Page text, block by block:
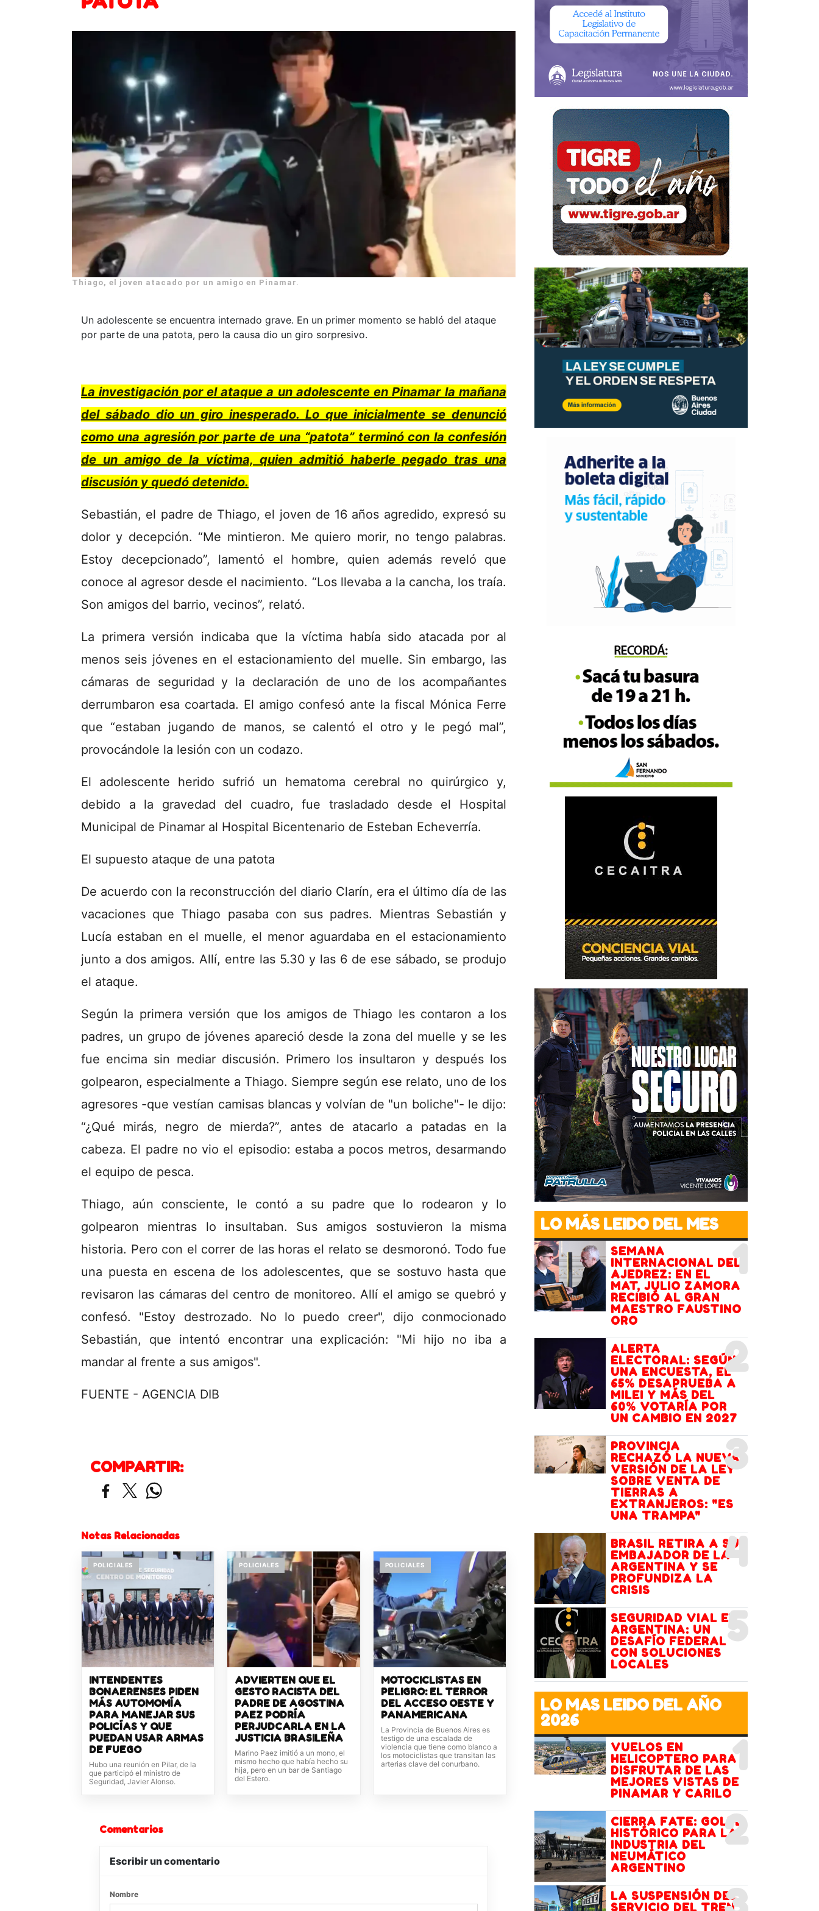
Thiago, el joven atacado por un amigo en Pinamar.
Un adolescente se encuentra internado grave. En un primer momento se habló del ataque
por parte de una patota, pero la causa dio un giro sorpresivo.
La investigación por el ataque a un adolescente en Pinamar la mañana
del sábado dio un giro inesperado. Lo que inicialmente se denunció
como una agresión por parte de una “patota” terminó con la confesión
de un amigo de la víctima, quien admitió haberle pegado tras una
discusión y quedó detenido.
Sebastián, el padre de Thiago, el joven de 16 años agredido, expresó su
dolor y decepción. “Me mintieron. Me quiero morir, no tengo palabras.
Estoy decepcionado”, lamentó el hombre, quien además reveló que
conoce al agresor desde el nacimiento. “Los llevaba a la cancha, los traía.
Son amigos del barrio, vecinos”, relató.
La primera versión indicaba que la víctima había sido atacada por al
menos seis jóvenes en el estacionamiento del muelle. Sin embargo, las
cámaras de seguridad y la declaración de uno de los acompañantes
derrumbaron esa coartada. El amigo confesó ante la fiscal Mónica Ferre
que “estaban jugando de manos, se calentó el otro y le pegó mal”,
provocándole la lesión con un codazo.
El adolescente herido sufrió un hematoma cerebral no quirúrgico y,
debido a la gravedad del cuadro, fue trasladado desde el Hospital
Municipal de Pinamar al Hospital Bicentenario de Esteban Echeverría.
El supuesto ataque de una patota
De acuerdo con la reconstrucción del diario Clarín, era el último día de las
vacaciones que Thiago pasaba con sus padres. Mientras Sebastián y
Lucía estaban en el muelle, el menor aguardaba en el estacionamiento
junto a dos amigos. Allí, entre las 5.30 y las 6 de ese sábado, se produjo
el ataque.
Según la primera versión que los amigos de Thiago les contaron a los
padres, un grupo de jóvenes apareció desde la zona del muelle y se les
fue encima sin mediar discusión. Primero los insultaron y después los
golpearon, especialmente a Thiago. Siempre según ese relato, uno de los
agresores -que vestían camisas blancas y volvían de "un boliche"- le dijo:
“¿Qué mirás, negro de mierda?”, antes de atacarlo a patadas en la
cabeza. El padre no vio el episodio: estaba a pocos metros, desarmando
el equipo de pesca.
Thiago, aún consciente, le contó a su padre que lo rodearon y lo
golpearon mientras lo insultaban. Sus amigos sostuvieron la misma
historia. Pero con el correr de las horas el relato se desmoronó. Todo fue
una puesta en escena de los adolescentes, que se sostuvo hasta que
revisaron las cámaras del centro de monitoreo. Allí el amigo se quebró y
confesó. "Estoy destrozado. No lo puedo creer", dijo conmocionado
Sebastián, que intentó encontrar una explicación: "Mi hijo no iba a
mandar al frente a sus amigos".
FUENTE - AGENCIA DIB
COMPARTIR:
Notas Relacionadas
POLICIALES
INTENDENTES
BONAERENSES PIDEN
MÁS AUTOMOMÍA
PARA MANEJAR SUS
POLICÍAS Y QUE
PUEDAN USAR ARMAS
DE FUEGO
Hubo una reunión en Pilar, de la
que participó el ministro de
Seguridad, Javier Alonso.
POLICIALES
ADVIERTEN QUE EL
GESTO RACISTA DEL
PADRE DE AGOSTINA
PAEZ PODRÍA
PERJUDCARLA EN LA
JUSTICIA BRASILEÑA
Marino Paez imitió a un mono, el
mismo hecho que había hecho su
hija, pero en un bar de Santiago
del Estero.
POLICIALES
MOTOCICLISTAS EN
PELIGRO: EL TERROR
DEL ACCESO OESTE Y
PANAMERICANA
La Provincia de Buenos Aires es
testigo de una escalada de
violencia que tiene como blanco a
los motociclistas que transitan las
arterias clave del conurbano.
Comentarios
Escribir un comentario
Nombre
LO MÁS LEIDO DEL MES
1
SEMANA
INTERNACIONAL DEL
AJEDREZ: EN EL
MAT, JULIO ZAMORA
RECIBIÓ AL GRAN
MAESTRO FAUSTINO
ORO
2
ALERTA
ELECTORAL: SEGÚN
UNA ENCUESTA, EL
65% DESAPRUEBA A
MILEI Y MÁS DEL
60% VOTARÍA POR
UN CAMBIO EN 2027
3
PROVINCIA
RECHAZÓ LA NUEVA
VERSIÓN DE LA LEY
SOBRE VENTA DE
TIERRAS A
EXTRANJEROS: "ES
UNA TRAMPA"
4
BRASIL RETIRA A SU
EMBAJADOR DE LA
ARGENTINA Y SE
PROFUNDIZA LA
CRISIS
5
SEGURIDAD VIAL EN
ARGENTINA: UN
DESAFÍO FEDERAL
CON SOLUCIONES
LOCALES
LO MAS LEIDO DEL AÑO
2026
1
VUELOS EN
HELICOPTERO PARA
DISFRUTAR DE LAS
MEJORES VISTAS DE
PINAMAR Y CARILO
2
CIERRA FATE: GOLPE
HISTÓRICO PARA LA
INDUSTRIA DEL
NEUMÁTICO
ARGENTINO
LA SUSPENSIÓN DEL
SERVICIO DEL TREN